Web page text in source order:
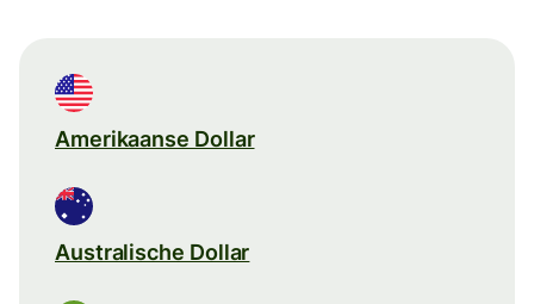
Amerikaanse Dollar
Australische Dollar